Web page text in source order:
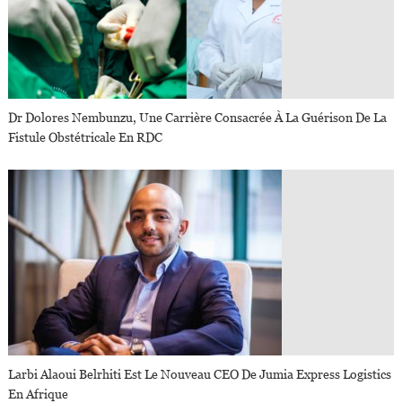
Dr Dolores Nembunzu, Une Carrière Consacrée À La Guérison De La
Fistule Obstétricale En RDC
Larbi Alaoui Belrhiti Est Le Nouveau CEO De Jumia Express Logistics
En Afrique